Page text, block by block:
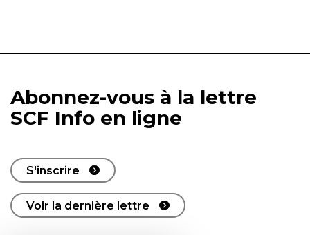
Abonnez-vous à la lettre
SCF Info en ligne
S'inscrire
Voir la dernière lettre